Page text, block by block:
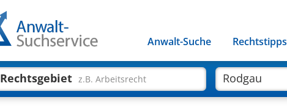
Anwalt-Suche Rechtstipps
Rechtsgebiet z.B. Arbeitsrecht